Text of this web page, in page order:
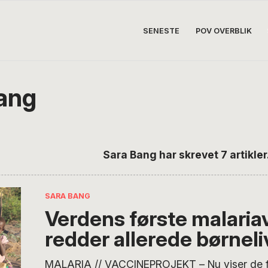
SENESTE POV OVERBLIK
Sara Bang har skrevet 7
SARA BANG
Verdens første
redder allerede
MALARIA // VACCINEPROJEKT – Nu viser